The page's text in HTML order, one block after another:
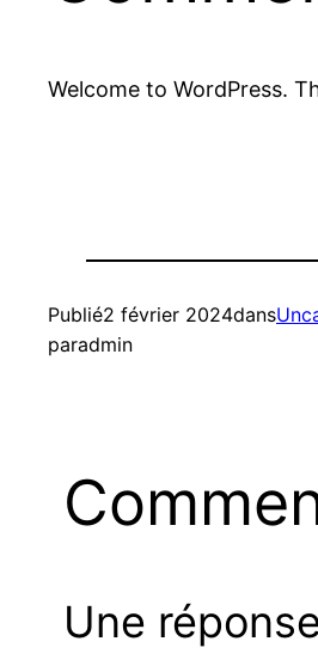
Welcome to WordPress.
Publié2 février 2024dans
paradmin
Une